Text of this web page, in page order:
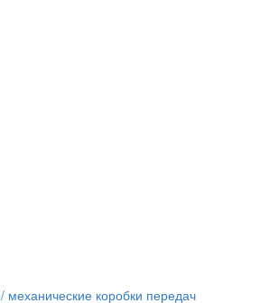
механические коробки передач